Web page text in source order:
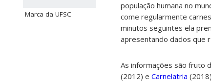
Marca da UFSC
população humana no
come regularmente
minutos seguintes ela
apresentando dados que
As informações são fruto
(2012) e Carnelatria